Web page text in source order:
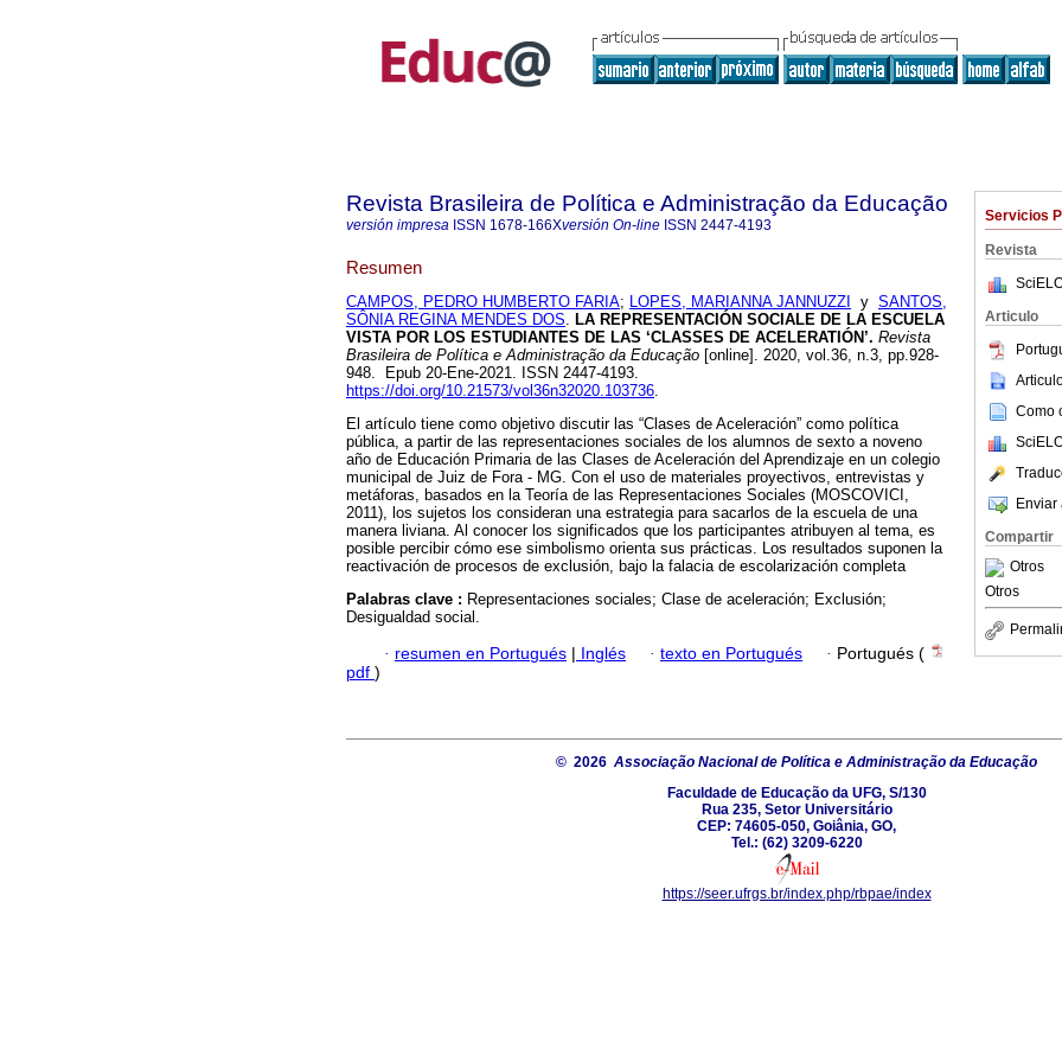
Servicios
Revista
Articulo
Como
Enviar
Compartir
Otros
Otros
Revista Brasileira de Política e Administração da Educação
versión impresa ISSN 1678-166Xversión On-line ISSN 2447-4193
Resumen
CAMPOS, PEDRO HUMBERTO FARIA; LOPES, MARIANNA JANNUZZI y SANTOS,
SÔNIA REGINA MENDES DOS. LA REPRESENTACIÓN SOCIALE DE LA ESCUELA
VISTA POR LOS ESTUDIANTES DE LAS ‘CLASSES DE ACELERATIÓN’. Revista
Brasileira de Política e Administração da Educação [online]. 2020, vol.36, n.3, pp.928-
948. Epub 20-Ene-2021. ISSN 2447-4193.
https://doi.org/10.21573/vol36n32020.103736.
El artículo tiene como objetivo discutir las “Clases de Aceleración” como política
pública, a partir de las representaciones sociales de los alumnos de sexto a noveno
año de Educación Primaria de las Clases de Aceleración del Aprendizaje en un colegio
municipal de Juiz de Fora - MG. Con el uso de materiales proyectivos, entrevistas y
metáforas, basados ​​en la Teoría de las Representaciones Sociales (MOSCOVICI,
2011), los sujetos los consideran una estrategia para sacarlos de la escuela de una
manera liviana. Al conocer los significados que los participantes atribuyen al tema, es
posible percibir cómo ese simbolismo orienta sus prácticas. Los resultados suponen la
reactivación de procesos de exclusión, bajo la falacia de escolarización completa
Palabras clave : Representaciones sociales; Clase de aceleración; Exclusión;
Desigualdad social.
· resumen en Portugués | Inglés · texto en Portugués · Portugués (
pdf )
© 2026 Associação Nacional de Política e Administração da Educação
Faculdade de Educação da UFG, S/130
Rua 235, Setor Universitário
CEP: 74605-050, Goiânia, GO,
Tel.: (62) 3209-6220
https://seer.ufrgs.br/index.php/rbpae/index